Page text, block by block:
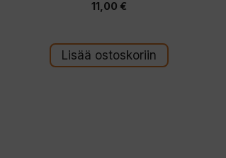
ä
11,00 €
Lisää ostoskoriin